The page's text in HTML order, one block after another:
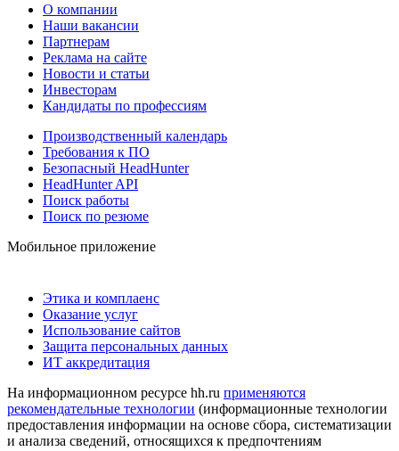
О компании
Наши вакансии
Партнерам
Реклама на сайте
Новости и статьи
Инвесторам
Кандидаты по профессиям
Производственный календарь
Требования к ПО
Безопасный HeadHunter
HeadHunter API
Поиск работы
Поиск по резюме
Мобильное приложение
Этика и комплаенс
Оказание услуг
Использование сайтов
Защита персональных данных
ИТ аккредитация
На информационном ресурсе hh.ru применяются
рекомендательные технологии (информационные технологии
предоставления информации на основе сбора, систематизации
и анализа сведений, относящихся к предпочтениям